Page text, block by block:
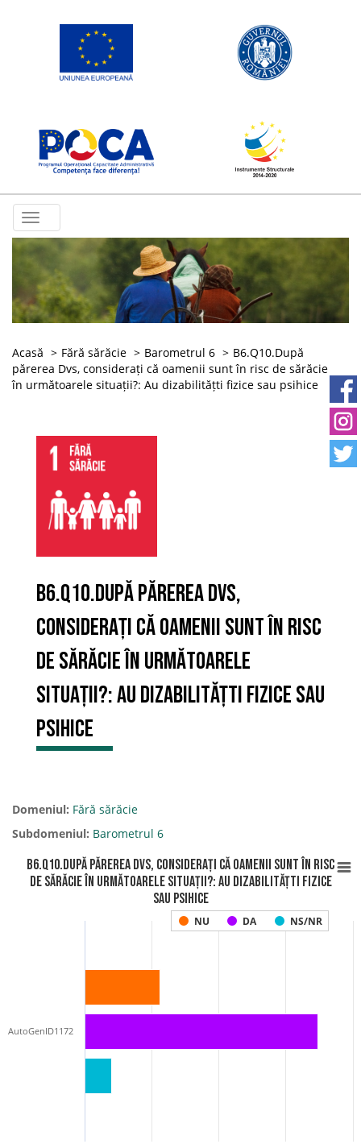
Toggle
navigation
Acasă Fără sărăcie Barometrul 6
B6.Q10.După
părerea Dvs, considerați că oamenii sunt în risc de sărăcie
în următoarele situații?: Au dizabilitățti fizice sau psihice
B6.Q10.După părerea Dvs,
considerați că oamenii sunt în risc
de sărăcie în următoarele
situații?: Au dizabilitățti fizice sau
psihice
Domeniul: Fără sărăcie
Subdomeniul: Barometrul 6
B6.Q10.După părerea Dvs, considerați că oamenii sunt în risc
de sărăcie în următoarele situații?: Au dizabilitățti fizice
sau psihice
NU DA NS/NR
AutoGenID1172